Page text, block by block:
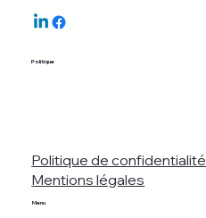
Politique
Politique de confidentialité
Mentions légales
Menu